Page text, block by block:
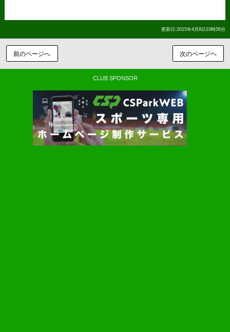
更新日:2015年4月8日10時56分
前のページへ 次のページヘ
CLUB SPONSOR